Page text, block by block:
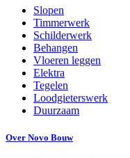
Slopen
Timmerwerk
Schilderwerk
Behangen
Vloeren leggen
Elektra
Tegelen
Loodgieterswerk
Duurzaam
Over Novo Bouw